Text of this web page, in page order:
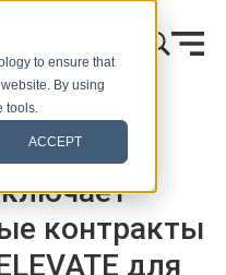
to ensure that
By using
tools.
ACCEPT
Пресс-релизы
контракты
для